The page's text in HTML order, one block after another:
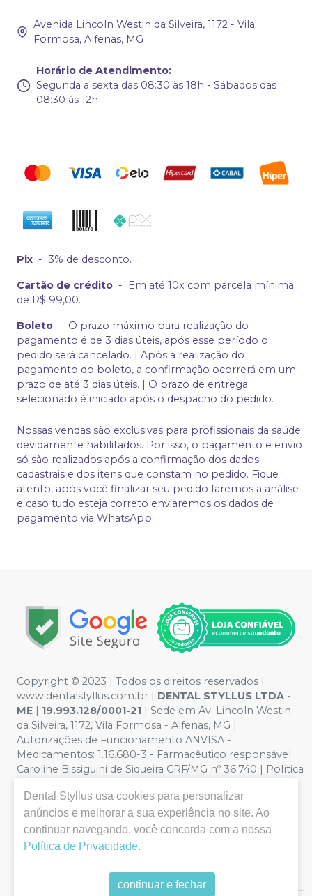
Avenida Lincoln Westin da Silveira, 1172 - Vila
Formosa, Alfenas, MG
Horário de Atendimento:
Segunda a sexta das 08:30 às 18h - Sábados das
08:30 às 12h
Pix - 3% de desconto.
Cartão de crédito -
Em até 10x com parcela mínima
de R$ 99,00.
Boleto - O prazo máximo para realização do
pagamento é de 3 dias úteis, após esse período o
pedido será cancelado. | Após a realização do
pagamento do boleto, a confirmação ocorrerá em um
prazo de até 3 dias úteis. | O prazo de entrega
selecionado é iniciado após o despacho do pedido.
Nossas vendas são exclusivas para profissionais da saúde
devidamente habilitados. Por isso, o pagamento e envio
só são realizados após a confirmação dos dados
cadastrais e dos itens que constam no pedido. Fique
atento, após você finalizar seu pedido faremos a análise
e caso tudo esteja correto enviaremos os dados de
pagamento via WhatsApp.
Copyright © 2023 | Todos os direitos reservados |
www.dentalstyllus.com.br | DENTAL STYLLUS LTDA -
ME | 19.993.128/0001-21 | Sede em Av. Lincoln Westin
da Silveira, 1172, Vila Formosa - Alfenas, MG |
Autorizações de Funcionamento ANVISA -
Medicamentos: 1.16.680-3 - Farmacêutico responsável:
Caroline Bissiguini de Siqueira CRF/MG nº 36.740 | Política
ilustrativas - Os preços e condições da loja virtual estão
sujeitos a alterações. Em caso de divergência de preços
no site, o valor válido é o do Carrinho de Compra. Não
vendemos por atacado, por isso nos reservamos o
Dental Styllus usa cookies para personalizar
anúncios e melhorar a sua experiência no site. Ao
continuar navegando, você concorda com a nossa
Política de Privacidade.
continuar e fechar